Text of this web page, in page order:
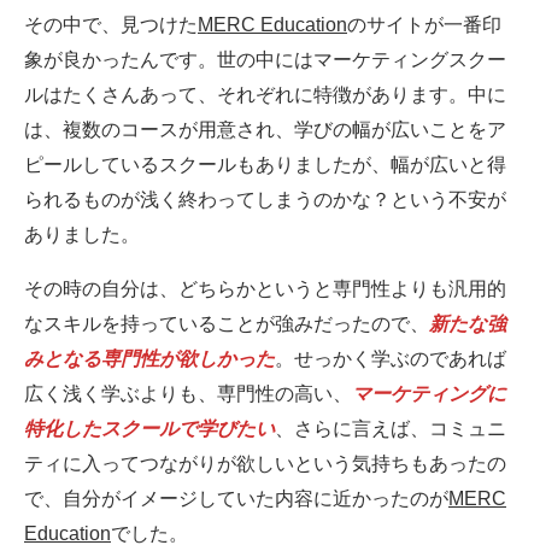
その中で、見つけた MERC Educationのサイトが一番印
象が良かったんです。世の中にはマーケティングスクー
ルはたくさんあって、それぞれに特徴があります。中に
は、複数のコースが用意され、学びの幅が広いことをア
ピールしているスクールもありましたが、幅が広いと得
られるものが浅く終わってしまうのかな？という不安が
ありました。
その時の自分は、どちらかというと専門性よりも汎用的
なスキルを持っていることが強みだったので、 新たな強
みとなる専門性が欲しかった。せっかく学ぶのであれば
広く浅く学ぶよりも、専門性の高い、
マーケティングに
特化したスクールで学びたい、さらに言えば、コミュニ
ティに入ってつながりが欲しいという気持ちもあったの
で、自分がイメージしていた内容に近かったのがMERC
Educationでした。